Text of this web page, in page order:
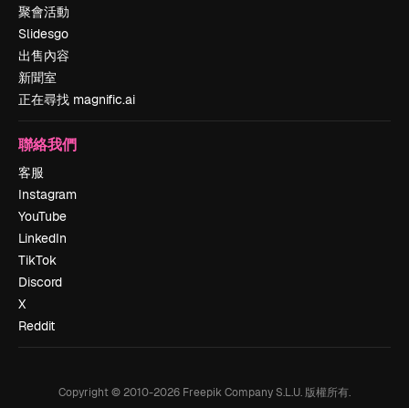
聚會活動
Slidesgo
出售內容
新聞室
正在尋找 magnific.ai
聯絡我們
客服
Instagram
YouTube
LinkedIn
TikTok
Discord
X
Reddit
Copyright © 2010-2026 Freepik Company S.L.U.版權所有.